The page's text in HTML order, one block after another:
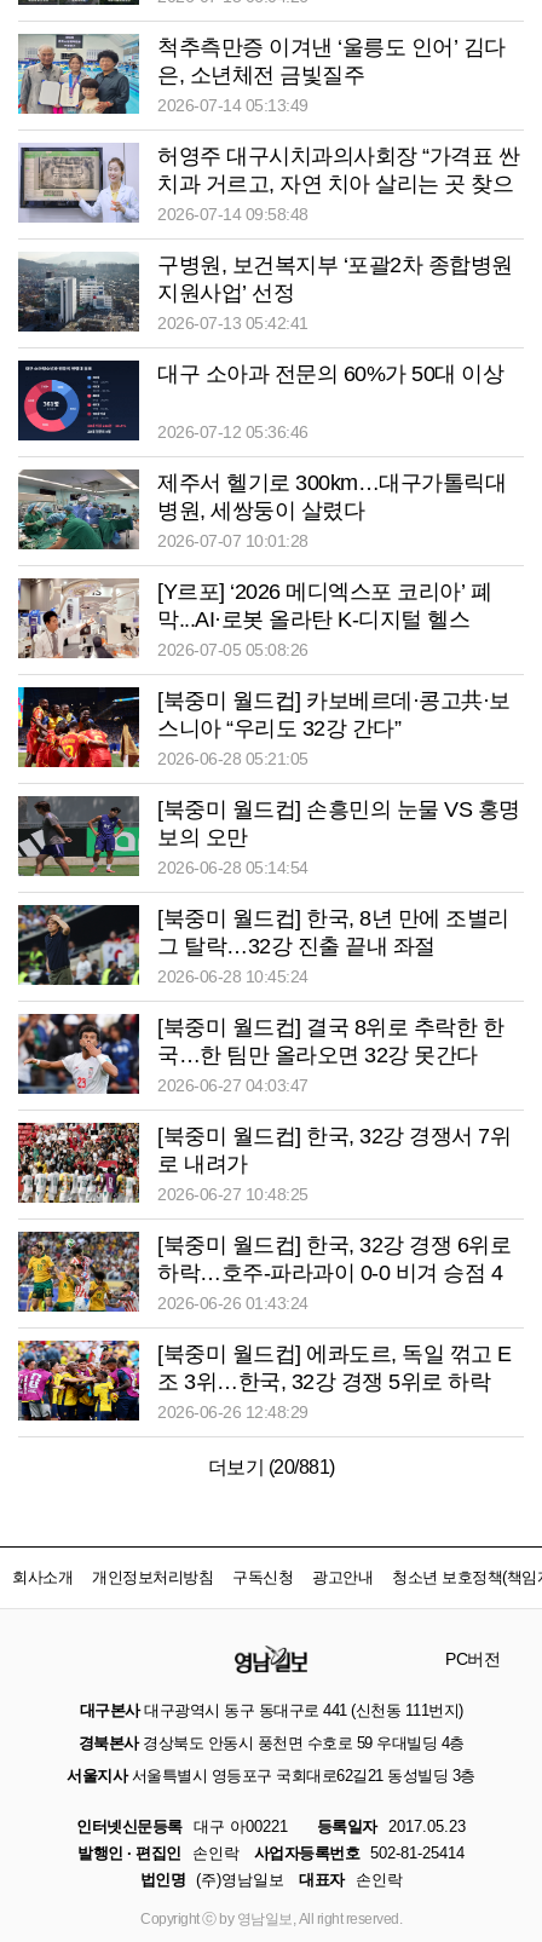
척추측만증 이겨낸 ‘울릉도 인어’ 김다
은, 소년체전 금빛질주
2026-07-14 05:13:49
허영주 대구시치과의사회장 “가격표 싼
치과 거르고, 자연 치아 살리는 곳 찾으
세요”
2026-07-14 09:58:48
구병원, 보건복지부 ‘포괄2차 종합병원
지원사업’ 선정
2026-07-13 05:42:41
대구 소아과 전문의 60%가 50대 이상
2026-07-12 05:36:46
제주서 헬기로 300km…대구가톨릭대
병원, 세쌍둥이 살렸다
2026-07-07 10:01:28
[Y르포] ‘2026 메디엑스포 코리아’ 폐
막...AI·로봇 올라탄 K-디지털 헬스
2026-07-05 05:08:26
[북중미 월드컵] 카보베르데·콩고共·보
스니아 “우리도 32강 간다”
2026-06-28 05:21:05
[북중미 월드컵] 손흥민의 눈물 VS 홍명
보의 오만
2026-06-28 05:14:54
[북중미 월드컵] 한국, 8년 만에 조별리
그 탈락…32강 진출 끝내 좌절
2026-06-28 10:45:24
[북중미 월드컵] 결국 8위로 추락한 한
국…한 팀만 올라오면 32강 못간다
2026-06-27 04:03:47
[북중미 월드컵] 한국, 32강 경쟁서 7위
로 내려가
2026-06-27 10:48:25
[북중미 월드컵] 한국, 32강 경쟁 6위로
하락…호주-파라과이 0-0 비겨 승점 4
2026-06-26 01:43:24
[북중미 월드컵] 에콰도르, 독일 꺾고 E
조 3위…한국, 32강 경쟁 5위로 하락
2026-06-26 12:48:29
더보기 (20/881)
회사소개 개인정보처리방침 구독신청 광고안내 청소년 보호정책(책임
PC버전
대구본사대구광역시 동구 동대구로 441 (신천동 111번지)
경북본사경상북도 안동시 풍천면 수호로 59 우대빌딩 4층
서울지사서울특별시 영등포구 국회대로62길21 동성빌딩 3층
인터넷신문등록 대구 아00221 등록일자
2017.05.23
발행인 · 편집인
손인락 사업자등록번호 502-81-25414
법인명 (주)영남일보 대표자 손인락
Copyright ⓒ by 영남일보, All right reserved.